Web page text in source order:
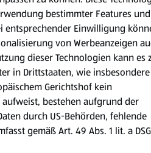
bestimmter Features
entsprechender Einwilligung
von Werbeanzeigen
dieser Technologien kann es
in Drittstaaten, wie
Gerichtshof kein
bestehen aufgrund der
durch US-Behörden, fehlende
gemäß Art. 49 Abs. 1 lit. a